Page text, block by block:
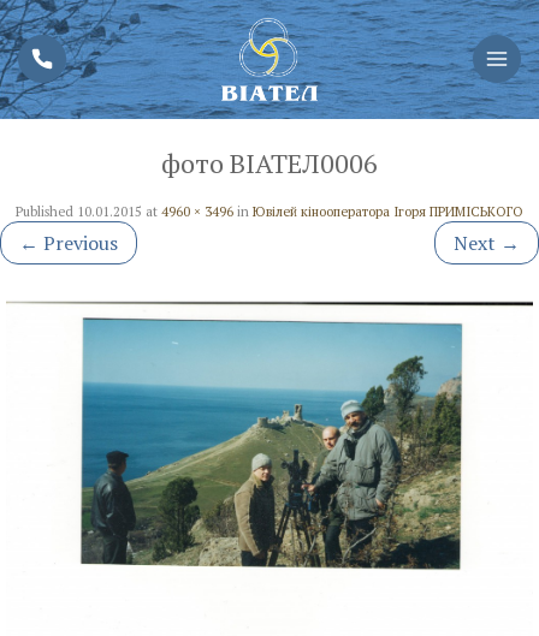
фото ВІАТЕЛ0006
Published 10.01.2015 at 4960 × 3496 in Ювілей кінооператора Ігоря ПРИМІСЬКОГО
← Previous Next →